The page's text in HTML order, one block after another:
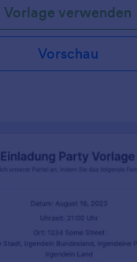
zu betreten.
Vorlage verwenden
Vorschau